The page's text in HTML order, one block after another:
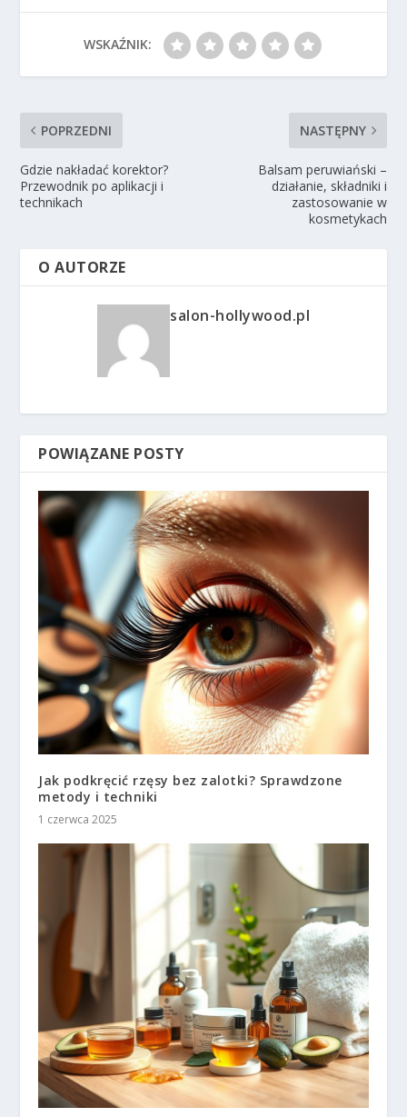
WSKAŹNIK:
POPRZEDNI
Gdzie nakładać korektor?
Przewodnik po aplikacji i
technikach
NASTĘPNY
Balsam peruwiański –
działanie, składniki i
zastosowanie w
kosmetykach
O AUTORZE
salon-hollywood.pl
POWIĄZANE POSTY
Jak podkręcić rzęsy bez zalotki? Sprawdzone
metody i techniki
1 czerwca 2025